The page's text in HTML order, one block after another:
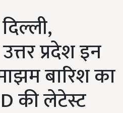
प्रदेश इन
बारिश का
की लेटेस्ट